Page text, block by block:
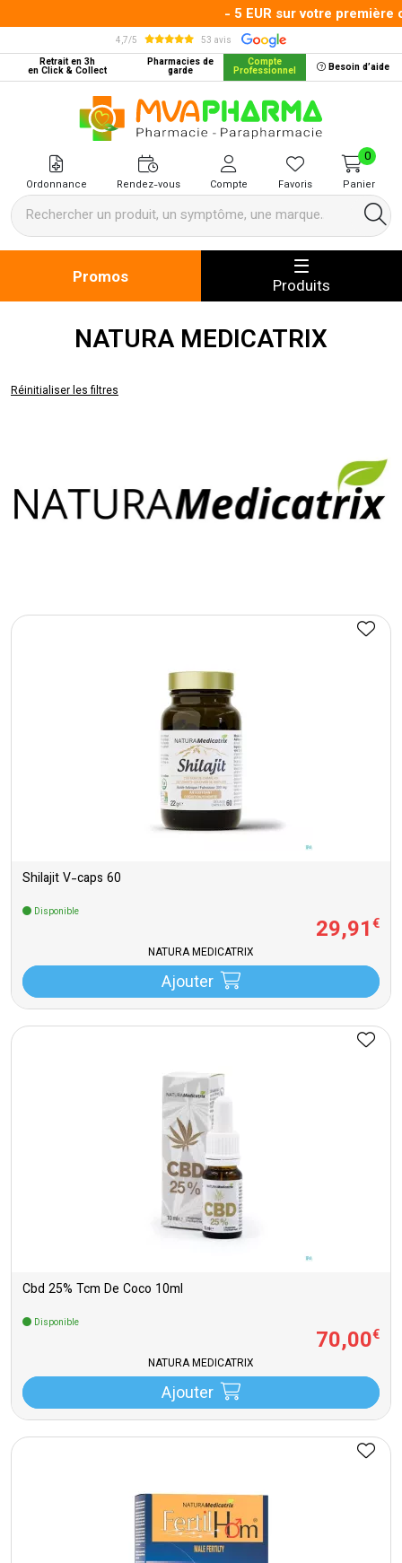
- 5 EUR sur votre première
4,7/5
53 avis
Retrait en 3h
en Click & Collect
Pharmacies de
garde
Compte
Professionnel Besoin d’aide
MVA Pharma Votre pharmacie
Ordonnance Rendez-vous Compte Favoris Panier
0
Promos Produits
NATURA MEDICATRIX
Réinitialiser les filtres
Shilajit V-caps 60
Disponible
29,91€
NATURA MEDICATRIX
Ajouter
Cbd 25% Tcm De Coco 10ml
Disponible
70,00€
NATURA MEDICATRIX
Ajouter